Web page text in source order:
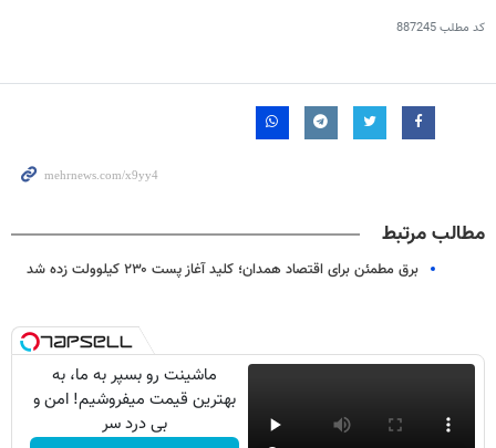
کد مطلب887245
مطالب مرتبط
برق مطمئن برای اقتصاد همدان؛ کلید آغاز پست ۲۳۰ کیلوولت زده شد
ماشینت رو بسپر به ما، به
بهترین قیمت میفروشیم! امن و
بی درد سر